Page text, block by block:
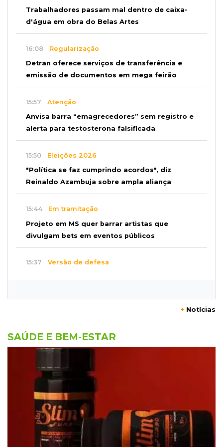
Trabalhadores passam mal dentro de caixa-
d'água em obra do Belas Artes
16:08 Regularização
Detran oferece serviços de transferência e
emissão de documentos em mega feirão
15:57 Atenção
Anvisa barra “emagrecedores” sem registro e
alerta para testosterona falsificada
15:50 Eleições 2026
"Política se faz cumprindo acordos", diz
Reinaldo Azambuja sobre ampla aliança
15:44 Em tramitação
Projeto em MS quer barrar artistas que
divulgam bets em eventos públicos
15:37 Versão de defesa
Homem que atacou ex com motosserra na
frente da filha é condenado
15:24Veículos
Rodamos 1.000 km com o Basalt; veja onde
ele mais surpreendeu
15:14Luto na arquitetura
Morre aos 58 anos Luis Pedro Scalise,
+ Notícias
SAÚDE E BEM-ESTAR